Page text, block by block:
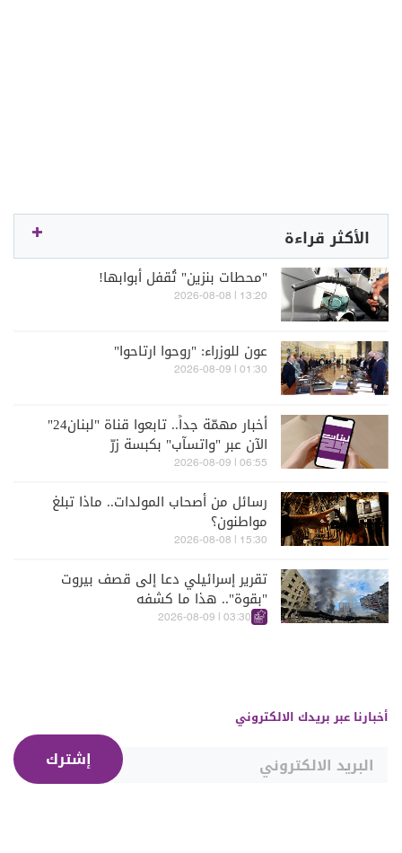
الأكثر قراءة
"محطات بنزين" تُقفل أبوابها!
13:20 | 2026-08-08
عون للوزراء: "روحوا ارتاحوا"
01:30 | 2026-08-09
أخبار مهمّة جداً.. تابعوا قناة "لبنان24"
الآن عبر "واتسآب" بكبسة زرّ
06:55 | 2026-08-09
رسائل من أصحاب المولدات.. ماذا تبلغ
مواطنون؟
15:30 | 2026-08-08
تقرير إسرائيلي دعا إلى قصف بيروت
"بقوة".. هذا ما كشفه
03:30 | 2026-08-09
أخبارنا عبر بريدك الالكتروني
إشترك